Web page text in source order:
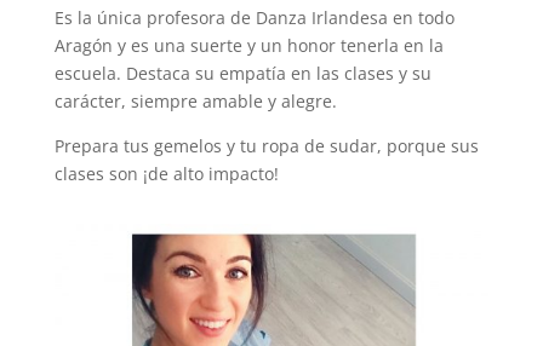
Es la única profesora de Danza Irlandesa en todo
Aragón y es una suerte y un honor tenerla en la
escuela. Destaca su empatía en las clases y su
carácter, siempre amable y alegre.
Prepara tus gemelos y tu ropa de sudar, porque sus
clases son ¡de alto impacto!